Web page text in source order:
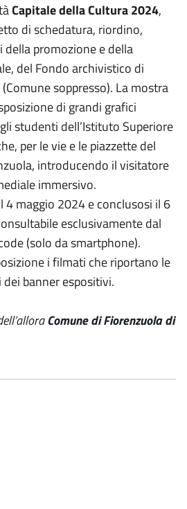
Capitale della Cultura 2024,
di schedatura, riordino,
promozione e della
del Fondo archivistico di
soppresso). La mostra
di grandi grafici
studenti dell’Istituto Superiore
per le vie e le piazzette del
introducendo il visitatore
immersivo.
4 maggio 2024 e conclusosi il 6
esclusivamente dal
(solo da smartphone).
i filmati che riportano le
banner espositivi.
Comune di Fiorenzuola di